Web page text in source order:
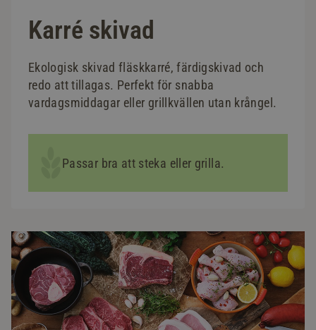
Karré skivad
Ekologisk skivad fläskkarré, färdigskivad och
redo att tillagas. Perfekt för snabba
vardagsmiddagar eller grillkvällen utan krångel.
Passar bra att steka eller grilla.